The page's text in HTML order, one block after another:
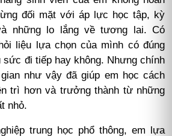
đối mặt với áp lực học tập, kỳ
những lo lắng về tương lai. Có
liệu lựa chọn của mình có đúng
sức đi tiếp hay không. Nhưng chính
như vậy đã giúp em học cách
trì hơn và trưởng thành từ những
nhỏ.
trung học phổ thông, em lựa